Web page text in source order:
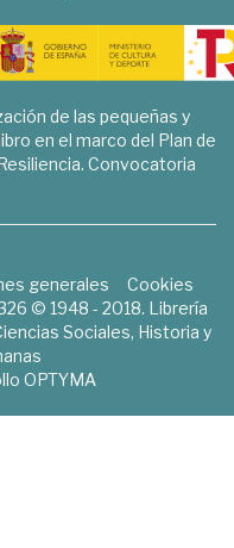
de las pequeñas y
en el marco del Plan de
Convocatoria
generales
Cookies
© 1948 - 2018. Librería
Sociales, Historia y
OPTYMA